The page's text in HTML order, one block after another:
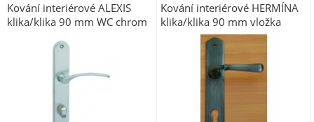
Kování interiérové ALEXIS
klika/klika 90 mm WC chrom
Kování interiérové HERMÍNA
klika/klika 90 mm vložka